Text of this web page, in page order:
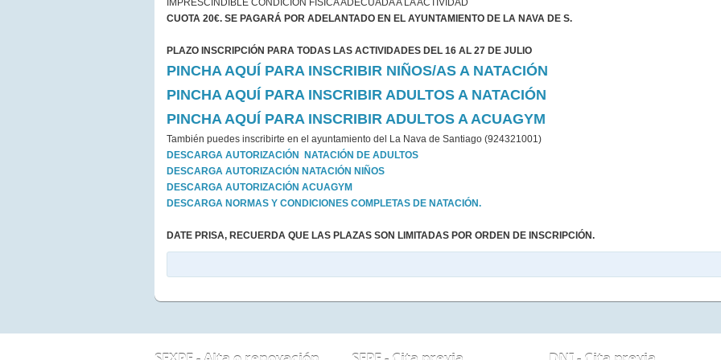
IMPRESCINDIBLE CONDICIÓN FÍSICA ADECUADA A LA ACTIVIDAD
CUOTA 20€. SE PAGARÁ POR ADELANTADO EN EL AYUNTAMIENTO DE LA NAVA DE S.
PLAZO INSCRIPCIÓN PARA TODAS LAS ACTIVIDADES DEL 16 AL 27 DE JULIO
PINCHA AQUÍ PARA INSCRIBIR NIÑOS/AS A NATACIÓN
PINCHA AQUÍ PARA INSCRIBIR ADULTOS A NATACIÓN
PINCHA AQUÍ PARA INSCRIBIR ADULTOS A ACUAGYM
También puedes inscribirte en el ayuntamiento del La Nava de Santiago (924321001)
DESCARGA AUTORIZACIÓN NATACIÓN DE ADULTOS
DESCARGA AUTORIZACIÓN NATACIÓN NIÑOS
DESCARGA AUTORIZACIÓN ACUAGYM
DESCARGA NORMAS Y CONDICIONES COMPLETAS DE NATACIÓN.
DATE PRISA, RECUERDA QUE LAS PLAZAS SON LIMITADAS POR ORDEN DE INSCRIPCIÓN.